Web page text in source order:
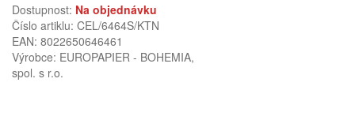
Dostupnost: Na objednávku
Číslo artiklu: CEL/6464S/KTN
EAN: 8022650646461
Výrobce: EUROPAPIER - BOHEMIA,
spol. s r.o.